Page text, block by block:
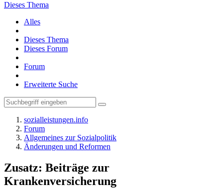
Dieses Thema
Alles
Dieses Thema
Dieses Forum
Forum
Erweiterte Suche
sozialleistungen.info
Forum
Allgemeines zur Sozialpolitik
Änderungen und Reformen
Zusatz: Beiträge zur
Krankenversicherung